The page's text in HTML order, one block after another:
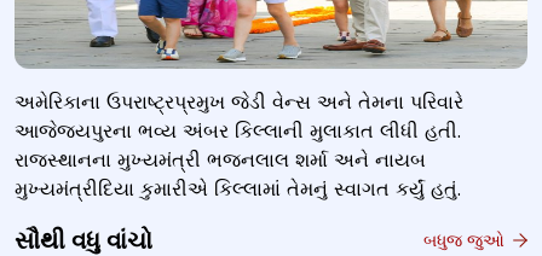
અમેરિકાના ઉપરાષ્ટ્રપ્રમુખ જેડી વેન્સ અને તેમના પરિવારે
આજેજયપુરના ભવ્ય અંબર કિલ્લાની મુલાકાત લીધી હતી.
રાજસ્થાનના મુખ્યમંત્રી ભજનલાલ શર્મા અને નાયબ
મુખ્યમંત્રીદિયા કુમારીએ કિલ્લામાં તેમનું સ્વાગત કર્યું હતું.
સૌથી વધુ વાંચો બધુજ જુઓ